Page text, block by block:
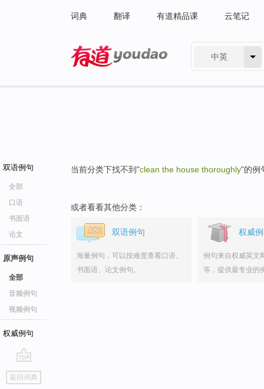
词典 翻译 有道精品课 云笔记
中英
双语例句
全部
口语
书面语
论文
原声例句
全部
音频例句
视频例句
权威例句
go
top
返回词典
当前分类下找不到"clean the house thoroughly"的例
或者看看其他分类：
双语例句
海量例句，可以按难度查看口语、
书面语、论文例句。
权威
例句来自权威英文
等，提供最专业的